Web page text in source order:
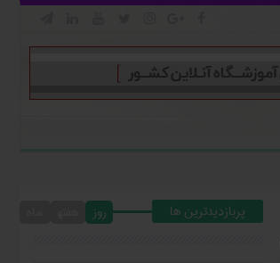
پربازدیدترین ها روز